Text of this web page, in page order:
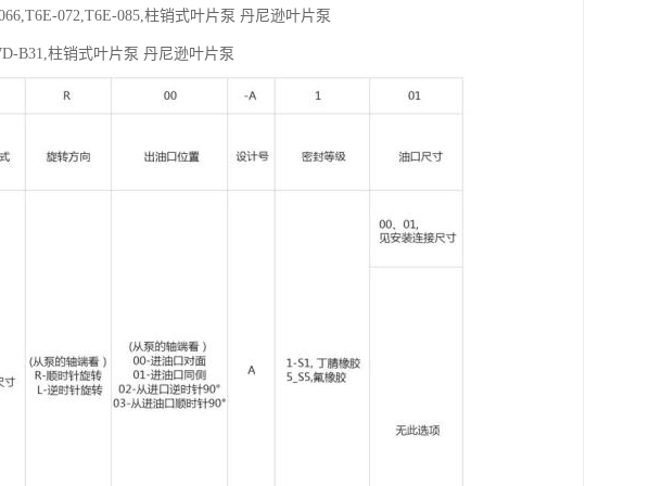
072,T6E-085,柱销式叶片泵 丹尼逊叶片泵
B31,柱销式叶片泵 丹尼逊叶片泵